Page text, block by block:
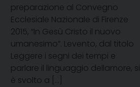
preparazione al Convegno
Ecclesiale Nazionale di Firenze
2015, “In Gesù Cristo il nuovo
umanesimo”. Levento, dal titolo
Leggere i segni dei tempi e
parlare il linguaggio dellamore, si
è svolto a […]